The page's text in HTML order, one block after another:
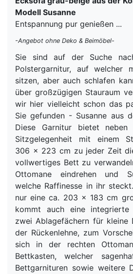
Modell Susanne
Entspannung pur genießen ...
-Angebot ohne Deko & Beimöbel-
Sie sind auf der Suche
Polstergarnitur, auf welcher
sitzen, aber auch schlafen
über großzügigen Stauraum
wir hier vielleicht schon das
Sie gefunden - Susanne aus
Diese Garnitur bietet neben
Sitzgelegenheit mit einem
306 x 223 cm zu jeder Zeit
vollwertiges Bett zu
Ottomane eindrehen und
welche Raffinesse in ihr
nur eine ca. 203 x 183 cm
kommt auch eine integrierte
zwei Ablagefächern für kleine
der Rückenlehne, zum
sich in der rechten
Bettkasten, welcher
Bettgarnituren sowie weitere